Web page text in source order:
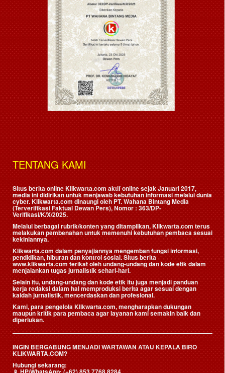
TENTANG KAMI
Situs berita online Klikwarta.com aktif online sejak Januari 2017,
media ini didirikan untuk menjawab kebutuhan informasi melalui dunia
cyber. Klikwarta.com dinaungi oleh PT. Wahana Bintang Media
(Terverifikasi Faktual Dewan Pers), Nomor : 363/DP-
Verifikasi/K/X/2025.
Melalui berbagai rubrik/konten yang ditampilkan, Klikwarta.com terus
melakukan pembenahan untuk memenuhi kebutuhan pembaca sesuai
kekiniannya.
Klikwarta.com dalam penyajiannya mengemban fungsi informasi,
pendidikan, hiburan dan kontrol sosial. Situs berita
www.klikwarta.com terikat oleh undang-undang dan kode etik dalam
menjalankan tugas jurnalistik sehari-hari.
Selain itu, undang-undang dan kode etik itu juga menjadi panduan
kerja redaksi dalam hal memproduksi berita agar sesuai dengan
kaidah jurnalistik, mencerdaskan dan profesional.
Kami, para pengelola Klikwarta.com, mengharapkan dukungan
maupun kritik para pembaca agar layanan kami semakin baik dan
diperlukan.
INGIN BERGABUNG MENJADI WARTAWAN ATAU KEPALA BIRO
KLIKWARTA.COM?
Hubungi sekarang: